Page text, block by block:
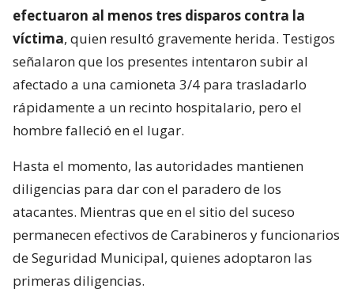
efectuaron al menos tres disparos contra la
víctima, quien resultó gravemente herida. Testigos
señalaron que los presentes intentaron subir al
afectado a una camioneta 3/4 para trasladarlo
rápidamente a un recinto hospitalario, pero el
hombre falleció en el lugar.
Hasta el momento, las autoridades mantienen
diligencias para dar con el paradero de los
atacantes. Mientras que en el sitio del suceso
permanecen efectivos de Carabineros y funcionarios
de Seguridad Municipal, quienes adoptaron las
primeras diligencias.